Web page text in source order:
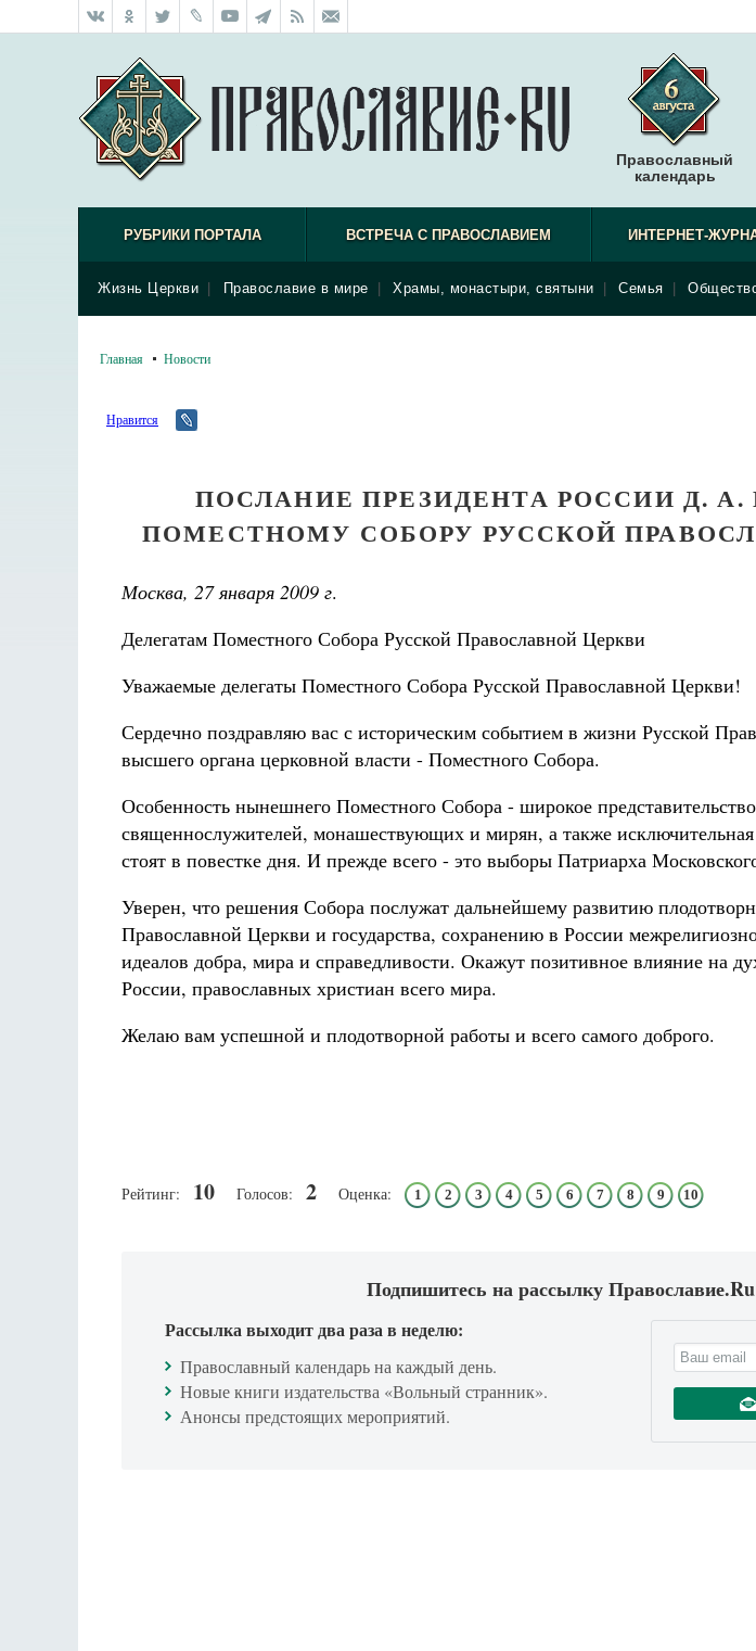
Православный
календарь
РУБРИКИ ПОРТАЛА ВСТРЕЧА С ПРАВОСЛАВИЕМ ИНТЕРНЕТ-
Жизнь Церкви Православие в мире Храмы, монастыри, святыни Семья
Главная Новости
Нравится
ПОСЛАНИЕ ПРЕЗИДЕНТА РОССИИ Д. А.
ПОМЕСТНОМУ СОБОРУ РУССКОЙ
Москва, 27 января 2009 г.
Делегатам Поместного Собора Русской Православной Церкви
Уважаемые делегаты Поместного Собора Русской Православной Церкви!
Сердечно поздравляю вас с историческим событием в жизни Русской
высшего органа церковной власти - Поместного Собора.
Особенность нынешнего Поместного Собора - широкое
священнослужителей, монашествующих и мирян, а также исключительная
стоят в повестке дня. И прежде всего - это выборы Патриарха
Уверен, что решения Собора послужат дальнейшему развитию
Православной Церкви и государства, сохранению в России
идеалов добра, мира и справедливости. Окажут позитивное влияние на
России, православных христиан всего мира.
Желаю вам успешной и плодотворной работы и всего самого доброго.
Рейтинг: 10 Голосов: 2 Оценка: 1 2 3 4 5 6 7 8 9 10
Подпишитесь на рассылку Православие.Ru
Рассылка выходит два раза в неделю:
Православный календарь на каждый день.
Новые книги издательства «Вольный странник».
Анонсы предстоящих мероприятий.